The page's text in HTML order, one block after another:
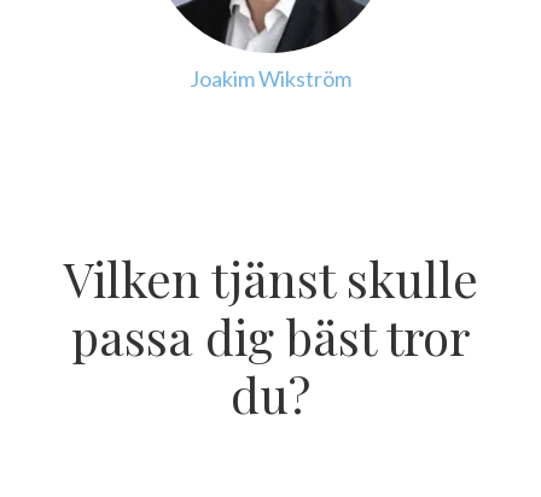
Joakim Wikström
Vilken tjänst skulle
passa dig bäst tror
du?